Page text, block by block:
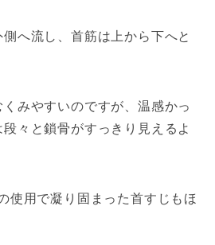
へ流し、首筋は上から下へと
みやすいのですが、温感かっ
々と鎖骨がすっきり見えるよ
使用で凝り固まった首すじもほ